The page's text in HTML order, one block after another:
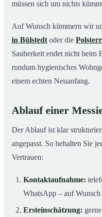
müssen sich um nichts
Auf Wunsch kümmern wir
in Bülstedt oder die
Sauberkeit endet nicht beim
rundum hygienisches
einem echten Neuanfang.
Ablauf einer
Der Ablauf ist klar
angepasst. So behalten Sie
Vertrauen:
Kontaktaufnahme:
WhatsApp – auf Wunsch
Ersteinschätzung: